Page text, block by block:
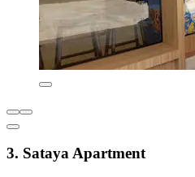
3. Sataya Apartment